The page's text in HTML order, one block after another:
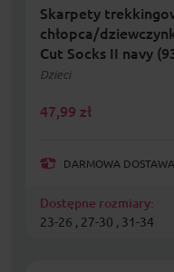
Skarpety
chłopca/
Cut Socks II navy
Dzieci
47,99 zł
DARMOWA
Dostępne rozmiary:
23-26 , 27-30 , 31-34